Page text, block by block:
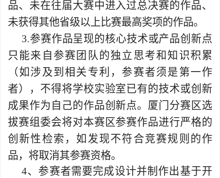
品、未在往届大赛中进入过总决赛的作品、
未获得其他省级以上比赛最高奖项的作品。
3.参赛作品呈现的核心技术或产品创新点
只能来自参赛团队的独立思考和知识积累
（如涉及到相关专利，参赛者须是第一作
者），不得将学校实验室已有的技术或创新
成果作为自己的作品创新点。厦门分赛区选
拔赛组委会将对本赛区参赛作品进行严格的
创新性检索，如发现不符合竞赛规则的作
品，将取消其参赛资格。
4、参赛者需要完成设计并制作出基于开